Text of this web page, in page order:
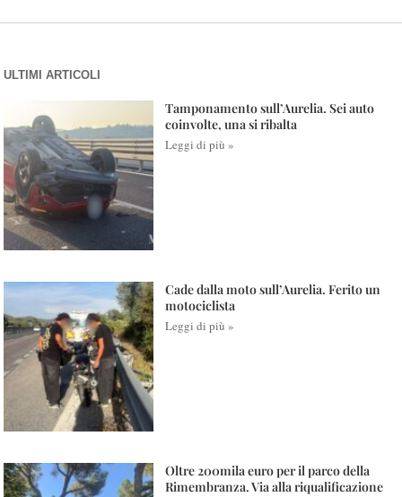
ULTIMI ARTICOLI
Tamponamento sull’Aurelia. Sei auto
coinvolte, una si ribalta
Leggi di più »
Cade dalla moto sull’Aurelia. Ferito un
motociclista
Leggi di più »
Oltre 200mila euro per il parco della
Rimembranza. Via alla riqualificazione